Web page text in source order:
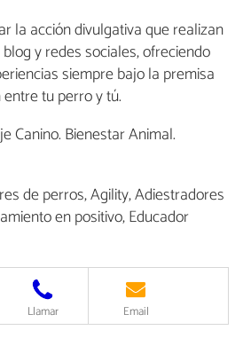
la acción divulgativa que realizan
y redes sociales, ofreciendo
siempre bajo la premisa
tu perro y tú.
Canino. Bienestar Animal.
de perros, Agility, Adiestradores
en positivo, Educador
Llamar Email